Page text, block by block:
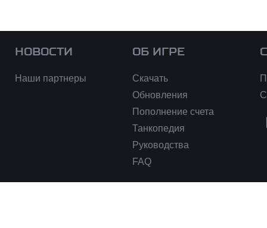
НОВОСТИ
Наши партнеры
ОБ ИГРЕ
Скачать
Обновления
Пополнение счета
Танкопедия
Руководства
FAQ